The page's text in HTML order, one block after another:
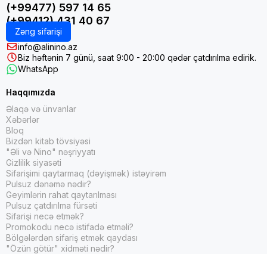
(+99477) 597 14 65
(+99412) 431 40 67
Zəng sifarişi
info@alinino.az
Biz həftənin 7 günü, saat 9:00 - 20:00 qədər çatdırılma edirik.
WhatsApp
Haqqımızda
Əlaqə və ünvanlar
Xəbərlər
Bloq
Bizdən kitab tövsiyəsi
"Əli və Nino" nəşriyyatı
Gizlilik siyasəti
Sifarişimi qaytarmaq (dəyişmək) istəyirəm
Pulsuz dənəmə nədir?
Geyimlərin rahat qaytarılması
Pulsuz çatdırılma fürsəti
Sifarişi necə etmək?
Promokodu necə istifadə etməli?
Bölgələrdən sifariş etmək qaydası
"Özün götür" xidməti nədir?